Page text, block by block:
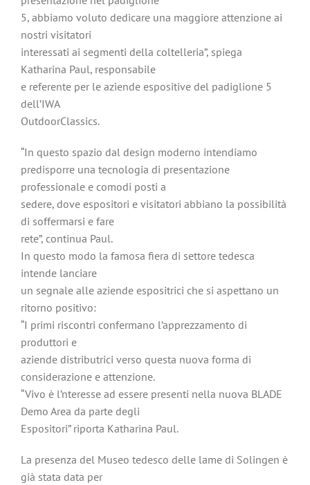
5, abbiamo voluto dedicare una maggiore attenzione ai
nostri visitatori
interessati ai segmenti della coltelleria”, spiega
Katharina Paul, responsabile
e referente per le aziende espositive del padiglione 5
dell’IWA
OutdoorClassics.
“In questo spazio dal design moderno intendiamo
predisporre una tecnologia di presentazione
professionale e comodi posti a
sedere, dove espositori e visitatori abbiano la possibilità
di soffermarsi e fare
rete”, continua Paul.
In questo modo la famosa fiera di settore tedesca
intende lanciare
un segnale alle aziende espositrici che si aspettano un
ritorno positivo:
“I primi riscontri confermano l’apprezzamento di
produttori e
aziende distributrici verso questa nuova forma di
considerazione e attenzione.
“Vivo è l’nteresse ad essere presenti nella nuova BLADE
Demo Area da parte degli
Espositori” riporta Katharina Paul.
La presenza del Museo tedesco delle lame di Solingen è
già stata data per